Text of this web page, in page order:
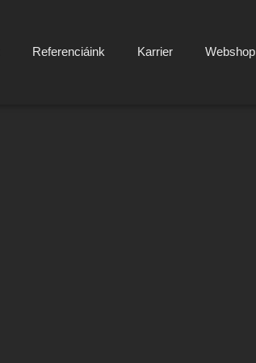
Referenciáink Karrier Webshop